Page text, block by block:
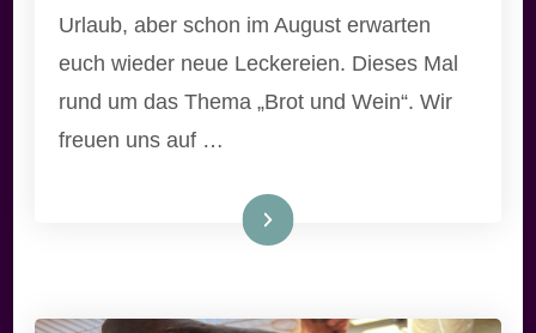
Urlaub, aber schon im August erwarten
euch wieder neue Leckereien. Dieses Mal
rund um das Thema „Brot und Wein“. Wir
freuen uns auf …
Weiterlesen